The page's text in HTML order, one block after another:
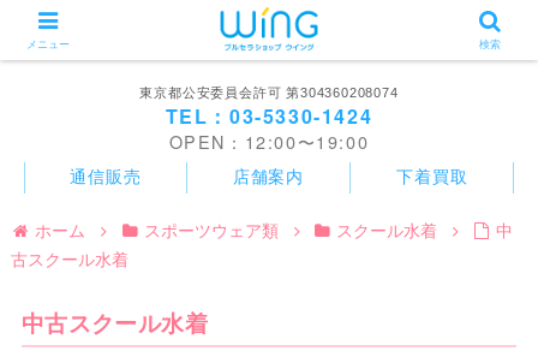
東京都公安委員会許可 第304360208074
TEL：03-5330-1424
OPEN：12:00〜19:00
通信販売 店舗案内 下着買取
ホーム スポーツウェア類 スクール水着
中
古スクール水着
中古スクール水着
メニュー 検索